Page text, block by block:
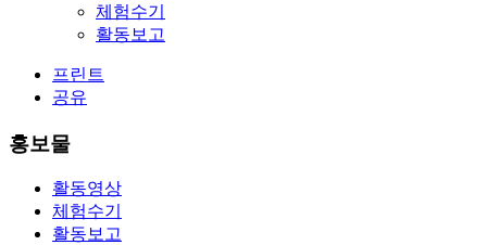
체험수기
활동보고
프린트
공유
홍보물
활동영상
체험수기
활동보고